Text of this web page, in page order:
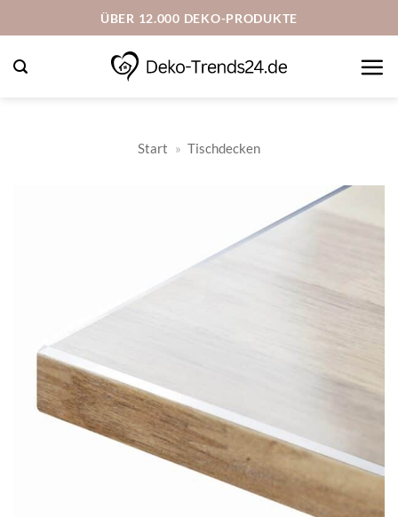
Inhalt
springen
ÜBER 12.000 DEKO-PRODUKTE
Start » Tischdecken